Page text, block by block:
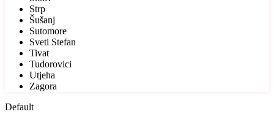
Strp
Šušanj
Sutomore
Sveti Stefan
Tivat
Tudorovici
Utjeha
Zagora
Default